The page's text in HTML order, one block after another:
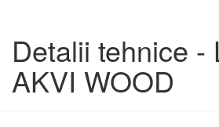
Detalii tehnice -
AKVI WOOD